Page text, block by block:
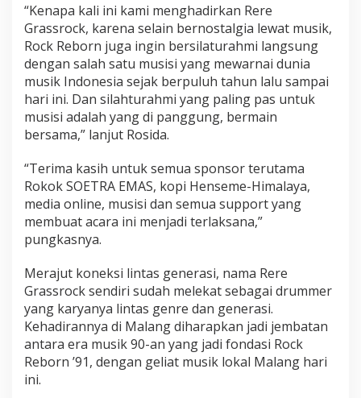
“Kenapa kali ini kami menghadirkan Rere
Grassrock, karena selain bernostalgia lewat musik,
Rock Reborn juga ingin bersilaturahmi langsung
dengan salah satu musisi yang mewarnai dunia
musik Indonesia sejak berpuluh tahun lalu sampai
hari ini. Dan silahturahmi yang paling pas untuk
musisi adalah yang di panggung, bermain
bersama,” lanjut Rosida.
“Terima kasih untuk semua sponsor terutama
Rokok SOETRA EMAS, kopi Henseme-Himalaya,
media online, musisi dan semua support yang
membuat acara ini menjadi terlaksana,”
pungkasnya.
Merajut koneksi lintas generasi, nama Rere
Grassrock sendiri sudah melekat sebagai drummer
yang karyanya lintas genre dan generasi.
Kehadirannya di Malang diharapkan jadi jembatan
antara era musik 90-an yang jadi fondasi Rock
Reborn ’91, dengan geliat musik lokal Malang hari
ini.